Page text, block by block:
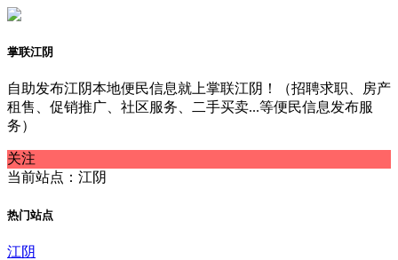
掌联江阴
自助发布江阴本地便民信息就上掌联江阴！（招聘求职、房产
租售、促销推广、社区服务、二手买卖...等便民信息发布服
务）
关注
当前站点：江阴
热门站点
江阴